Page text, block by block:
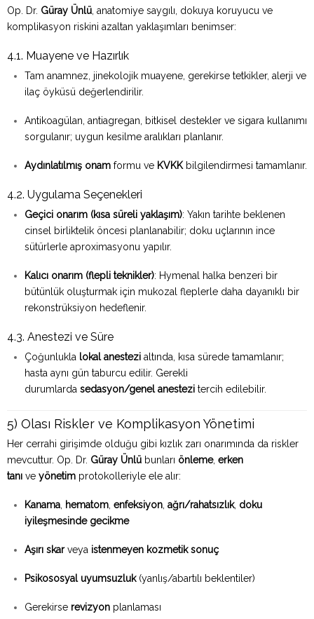
Op. Dr. Güray Ünlü , anatomiye saygılı, dokuya koruyucu ve
komplikasyon riskini azaltan yaklaşımları benimser:
4.1. Muayene ve Hazırlık
Tam anamnez, jinekolojik muayene, gerekirse tetkikler, alerji ve
ilaç öyküsü değerlendirilir.
Antikoagülan, antiagregan, bitkisel destekler ve sigara kullanımı
sorgulanır; uygun kesilme aralıkları planlanır.
Aydınlatılmış onam formu ve KVKK bilgilendirmesi tamamlanır.
4.2. Uygulama Seçenekleri
Geçici onarım (kısa süreli yaklaşım): Yakın tarihte beklenen
cinsel birliktelik öncesi planlanabilir; doku uçlarının ince
sütürlerle aproximasyonu yapılır.
Kalıcı onarım (flepli teknikler): Hymenal halka benzeri bir
bütünlük oluşturmak için mukozal fleplerle daha dayanıklı bir
rekonstrüksiyon hedeflenir.
4.3. Anestezi ve Süre
Çoğunlukla lokal anestezi altında, kısa sürede tamamlanır;
hasta aynı gün taburcu edilir. Gerekli
durumlarda sedasyon/genel anestezi tercih edilebilir.
5) Olası Riskler ve Komplikasyon Yönetimi
Her cerrahi girişimde olduğu gibi kızlık zarı onarımında da riskler
mevcuttur. Op. Dr. Güray Ünlü bunları önleme, erken
tanı ve yönetim protokolleriyle ele alır:
Kanama hematom enfeksiyon ağrı/rahatsızlık, doku
iyileşmesinde gecikme
Aşırı skarveya istenmeyen kozmetik sonuç
Psikososyal uyumsuzluk(yanlış/abartılı beklentiler)
Gerekirse revizyon planlaması